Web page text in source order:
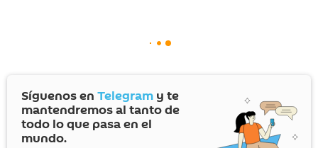
Síguenos en Telegram y te
mantendremos al tanto de
todo lo que pasa en el
mundo.